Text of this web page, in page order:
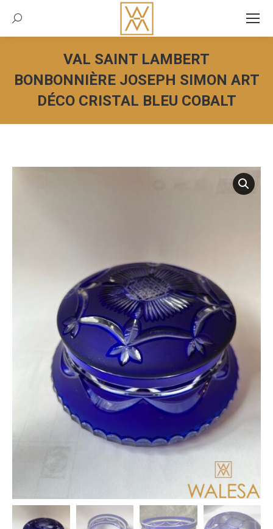
Recherche:
VAL SAINT LAMBERT
BONBONNIÈRE JOSEPH SIMON ART
DÉCO CRISTAL BLEU COBALT
Vous êtes ici :